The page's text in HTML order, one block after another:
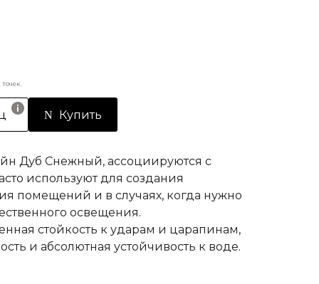
Купить
Дуб Снежный, ассоциируются с
используют для создания
помещений и в случаях, когда нужно
освещения.
стойкость к ударам и царапинам,
и абсолютная устойчивость к воде.